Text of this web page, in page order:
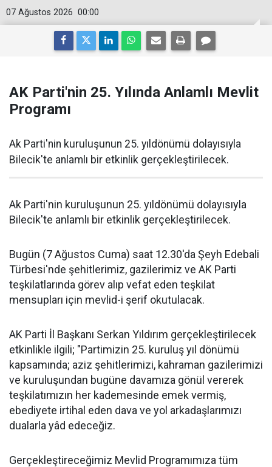
00:00
07 Ağustos 2026
AK Parti'nin 25. Yılında Anlamlı Mevlit
Programı
Ak Parti'nin kuruluşunun 25. yıldönümü dolayısıyla
Bilecik'te anlamlı bir etkinlik gerçekleştirilecek.
Ak Parti'nin kuruluşunun 25. yıldönümü dolayısıyla
Bilecik'te anlamlı bir etkinlik gerçekleştirilecek.
Bugün (7 Ağustos Cuma) saat 12.30'da Şeyh Edebali
Türbesi'nde şehitlerimiz, gazilerimiz ve AK Parti
teşkilatlarında görev alıp vefat eden teşkilat
mensupları için mevlid-i şerif okutulacak.
AK Parti İl Başkanı Serkan Yıldırım gerçekleştirilecek
etkinlikle ilgili; "Partimizin 25. kuruluş yıl dönümü
kapsamında; aziz şehitlerimizi, kahraman gazilerimizi
ve kuruluşundan bugüne davamıza gönül vererek
teşkilatımızın her kademesinde emek vermiş,
ebediyete irtihal eden dava ve yol arkadaşlarımızı
dualarla yâd edeceğiz.
Gerçekleştireceğimiz Mevlid Programımıza tüm